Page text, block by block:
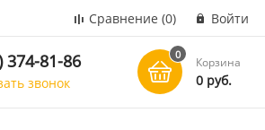
Сравнение (0) Войти
374-81-86
звонок
0
Корзина
0 руб.